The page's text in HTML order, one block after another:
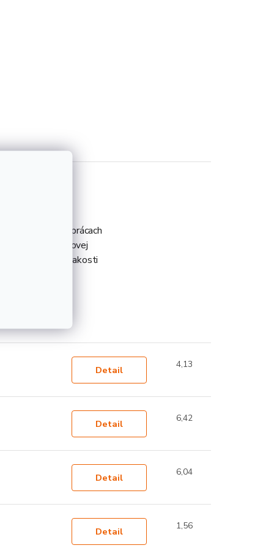
pri tesárskych prácach
je bez povrchovej
1,65 kg v akosti
Detail 4,13
Detail 6,42
Detail 6,04
Detail 1,56